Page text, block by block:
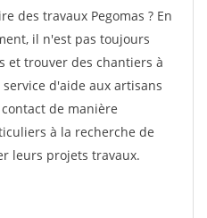
des travaux Pegomas ? En
il n'est pas toujours
et trouver des chantiers à
d'aide aux artisans
de manière
à la recherche de
leurs projets travaux.